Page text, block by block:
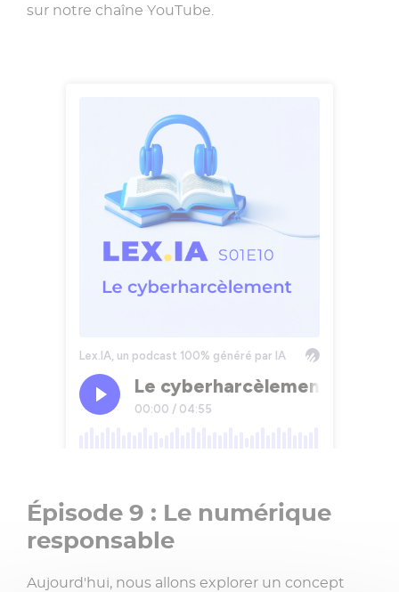
sur notre chaîne YouTube.
Épisode 9 : Le numérique
responsable
Aujourd'hui, nous allons explorer un concept